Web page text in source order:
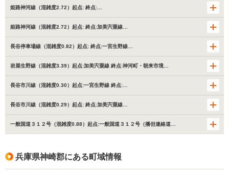
姫路神河線（混雑度2.72）起点: 終点:…
姫路神河線（混雑度2.72）起点: 終点:加美宍粟線…
長谷停車場線（混雑度0.82）起点: 終点:一宮生野線…
岩屋生野線（混雑度3.39）起点:加美宍粟線 終点:神河町・朝来市境…
長谷市川線（混雑度0.30）起点:一宮生野線 終点:…
長谷市川線（混雑度0.29）起点: 終点:加美宍粟線…
一般国道３１２号（混雑度0.88）起点:一般国道３１２号（播但連絡道…
兵庫県神崎郡にある町域情報